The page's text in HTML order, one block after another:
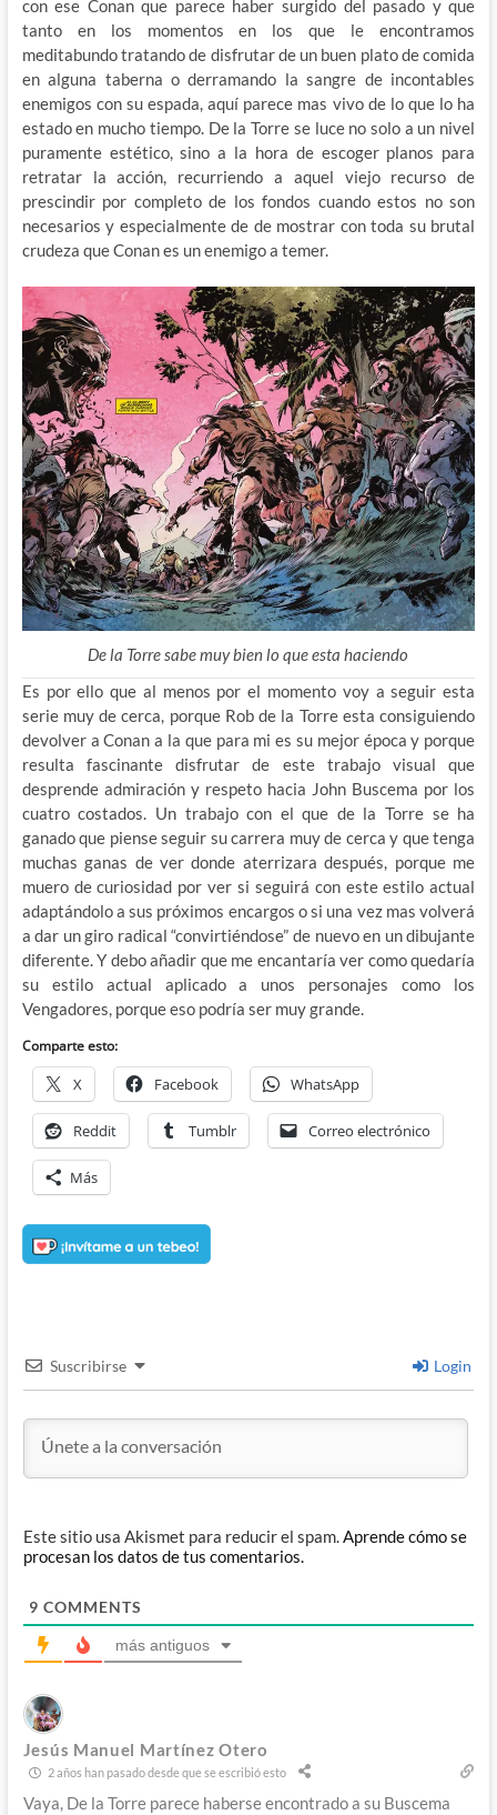
con ese Conan que parece haber surgido del pasado y que
tanto en los momentos en los que le encontramos
meditabundo tratando de disfrutar de un buen plato de comida
en alguna taberna o derramando la sangre de incontables
enemigos con su espada, aquí parece mas vivo de lo que lo ha
estado en mucho tiempo. De la Torre se luce no solo a un nivel
puramente estético, sino a la hora de escoger planos para
retratar la acción, recurriendo a aquel viejo recurso de
prescindir por completo de los fondos cuando estos no son
necesarios y especialmente de de mostrar con toda su brutal
crudeza que Conan es un enemigo a temer.
De la Torre sabe muy bien lo que esta haciendo
Es por ello que al menos por el momento voy a seguir esta
serie muy de cerca, porque Rob de la Torre esta consiguiendo
devolver a Conan a la que para mi es su mejor época y porque
resulta fascinante disfrutar de este trabajo visual que
desprende admiración y respeto hacia John Buscema por los
cuatro costados. Un trabajo con el que de la Torre se ha
ganado que piense seguir su carrera muy de cerca y que tenga
muchas ganas de ver donde aterrizara después, porque me
muero de curiosidad por ver si seguirá con este estilo actual
adaptándolo a sus próximos encargos o si una vez mas volverá
a dar un giro radical “convirtiéndose” de nuevo en un dibujante
diferente. Y debo añadir que me encantaría ver como quedaría
su estilo actual aplicado a unos personajes como los
Vengadores, porque eso podría ser muy grande.
Comparte esto:
X Facebook WhatsApp
Reddit Tumblr Correo electrónico
Más
Suscribirse Login
Este sitio usa Akismet para reducir el spam.Aprende cómo se
procesan los datos de tus comentarios.
9 COMMENTS
más antiguos
Jesús Manuel Martínez Otero
2 años han pasado desde que se escribió esto
Vaya, De la Torre parece haberse encontrado a su Buscema